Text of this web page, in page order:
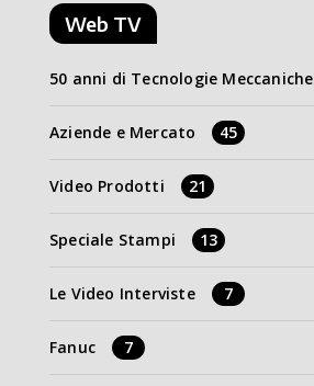
Web TV
50 anni di Tecnologie Meccaniche
Aziende e Mercato 45
Video Prodotti 21
Speciale Stampi 13
Le Video Interviste 7
Fanuc 7